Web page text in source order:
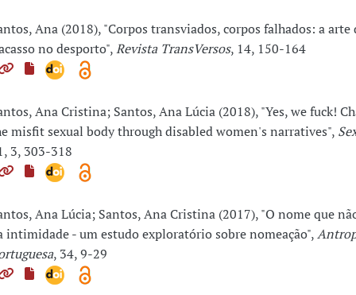
Ana (2018), "Corpos transviados, corpos falhados: a arte
no desporto",Revista TransVersos, 14, 150-164
Ana Cristina; Santos, Ana Lúcia (2018), "Yes, we fuck!
misfit sexual body through disabled women's narratives",
3, 303-318
Ana Lúcia; Santos, Ana Cristina (2017), "O nome que
intimidade - um estudo exploratório sobre nomeação",
, 34, 9-29